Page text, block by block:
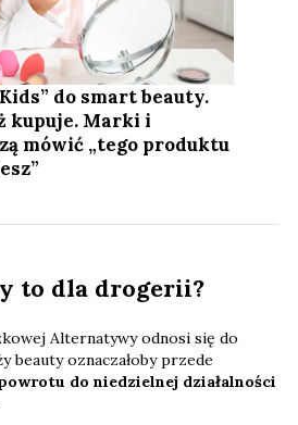
do smart beauty.
kupuje. Marki i
mówić „tego produktu
to dla drogerii?
Alternatywy odnosi się do
beauty oznaczałoby przede
do niedzielnej działalności